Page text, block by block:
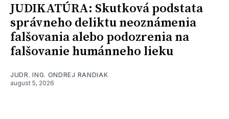
JUDIKATÚRA: Skutková podstata
správneho deliktu neoznámenia
falšovania alebo podozrenia na
falšovanie humánneho lieku
JUDR. ING. ONDREJ RANDIAK
august 5, 2026